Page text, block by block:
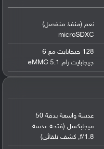
نعم (منفذ منفصل)
microSDXC
128 جيجابايت مع 6
جيجابايت رام eMMC 5.1
عدسة واسعة بدقة 50
ميجابكسل (فتحة عدسة
f/1.8
, كشف تلقائي)